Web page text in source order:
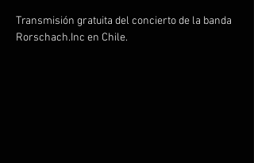
Transmisión gratuita del concierto de la banda
Rorschach.Inc en Chile.